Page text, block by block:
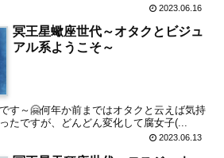
2023.06.16
冥王星蠍座世代～オタクとビジュ
アル系ようこそ～
す～🤗何年か前まではオタクと云えば気持
たですが、どんどん変化して腐女子(...
2023.06.13